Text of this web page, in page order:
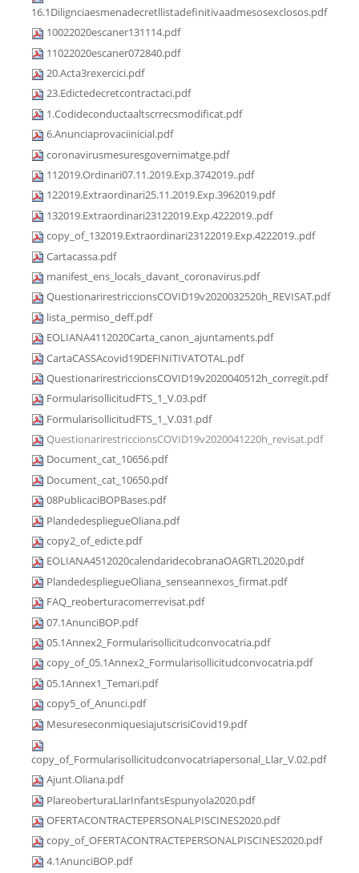
16.1Dilignciaesmenadecretllistadefinitivaadmesosexclosos.pdf
10022020escaner131114.pdf
11022020escaner072840.pdf
20.Acta3rexercici.pdf
23.Edictedecretcontractaci.pdf
1.Codideconductaaltscrrecsmodificat.pdf
6.Anunciaprovaciinicial.pdf
coronavirusmesuresgovernimatge.pdf
112019.Ordinari07.11.2019.Exp.3742019..pdf
122019.Extraordinari25.11.2019.Exp.3962019.pdf
132019.Extraordinari23122019.Exp.4222019..pdf
copy_of_132019.Extraordinari23122019.Exp.4222019..pdf
Cartacassa.pdf
manifest_ens_locals_davant_coronavirus.pdf
QuestionarirestriccionsCOVID19v2020032520h_REVISAT.pdf
lista_permiso_deff.pdf
EOLIANA4112020Carta_canon_ajuntaments.pdf
CartaCASSAcovid19DEFINITIVATOTAL.pdf
QuestionarirestriccionsCOVID19v2020040512h_corregit.pdf
FormularisollicitudFTS_1_V.03.pdf
FormularisollicitudFTS_1_V.031.pdf
QuestionarirestriccionsCOVID19v2020041220h_revisat.pdf
Document_cat_10656.pdf
Document_cat_10650.pdf
08PublicaciBOPBases.pdf
PlandedespliegueOliana.pdf
copy2_of_edicte.pdf
EOLIANA4512020calendaridecobranaOAGRTL2020.pdf
PlandedespliegueOliana_senseannexos_firmat.pdf
FAQ_reoberturacomerrevisat.pdf
07.1AnunciBOP.pdf
05.1Annex2_Formularisollicitudconvocatria.pdf
copy_of_05.1Annex2_Formularisollicitudconvocatria.pdf
05.1Annex1_Temari.pdf
copy5_of_Anunci.pdf
MesureseconmiquesiajutscrisiCovid19.pdf
copy_of_Formularisollicitudconvocatriapersonal_Llar_V.02.pdf
Ajunt.Oliana.pdf
PlareoberturaLlarInfantsEspunyola2020.pdf
OFERTACONTRACTEPERSONALPISCINES2020.pdf
copy_of_OFERTACONTRACTEPERSONALPISCINES2020.pdf
4.1AnunciBOP.pdf